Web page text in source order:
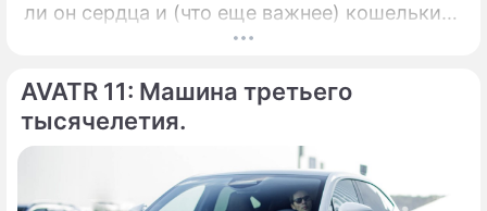
ли он сердца и (что еще важнее) кошельки
российских автолюбителей? Давайте
автомобиля, выпускаемого китайским
концерном FAW, заслуживает высших
оценок в своем бюджете.
AVATR 11: Машина третьего
тысячелетия.